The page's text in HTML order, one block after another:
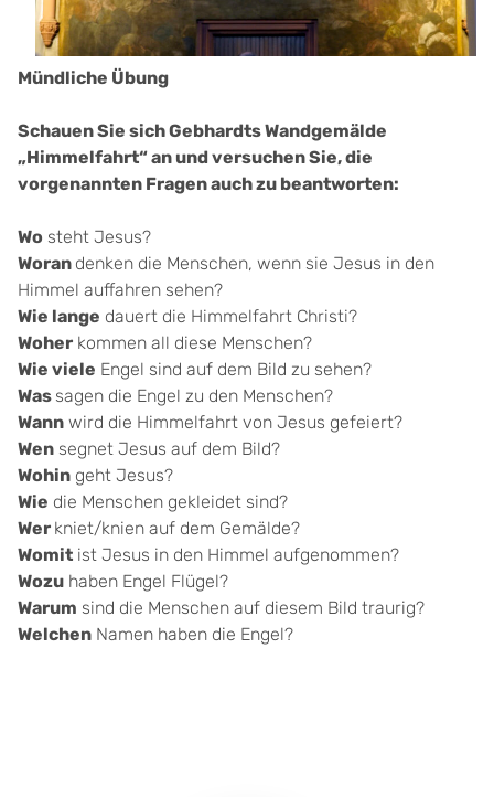
Mündliche Übung
Schauen Sie sich Gebhardts Wandgemälde
„Himmelfahrt“ an und versuchen Sie, die
vorgenannten Fragen auch zu beantworten:
Wo steht Jesus?
Woran denken die Menschen, wenn sie Jesus in den
Himmel auffahren sehen?
Wie lange dauert die Himmelfahrt Christi?
Woher kommen all diese Menschen?
Wie viele Engel sind auf dem Bild zu sehen?
Was sagen die Engel zu den Menschen?
Wann wird die Himmelfahrt von Jesus gefeiert?
Wen segnet Jesus auf dem Bild?
Wohin geht Jesus?
Wie die Menschen gekleidet sind?
Wer kniet/knien auf dem Gemälde?
Womit ist Jesus in den Himmel aufgenommen?
Wozu haben Engel Flügel?
Warum sind die Menschen auf diesem Bild traurig?
Welchen Namen haben die Engel?